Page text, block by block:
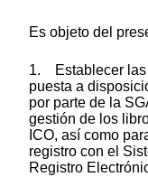
Es objeto del
1. Establecer las
puesta a
por parte de la
gestión de los
ICO, así como
registro con el
Registro